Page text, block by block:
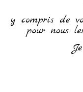
y compris de
pour nous